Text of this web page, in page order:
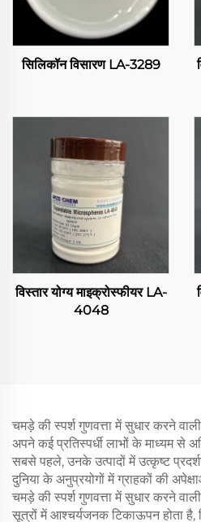
सिलिकॉन विसारण LA-3289
विस्तार योग्य माइक्रोस्फीयर LA-
4048
चमड़े की स्पर्श गुणवत्ता में सुधार करने
अपने कई प्रतिस्पर्धी लाभों के माध्यम से
सबसे पहले, उनके उत्पादों में उत्कृष्ट
दुनिया के अनुप्रयोगों में ग्राहकों की
चमड़े की स्पर्श गुणवत्ता में सुधार करने
सूत्रों में आश्चर्यजनक टिकाऊपन होता